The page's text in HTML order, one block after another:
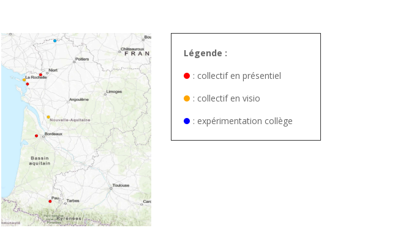
Légende :
: collectif en présentiel
: collectif en visio
: expérimentation collège